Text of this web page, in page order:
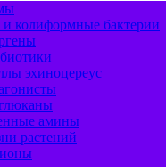
и колиформные бактерии
эхиноцереус
амины
растений